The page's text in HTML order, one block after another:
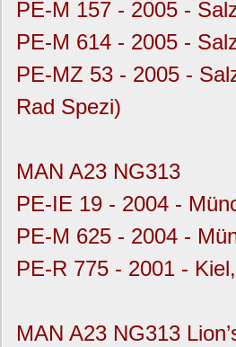
PE-M 157 - 2005 -
PE-M 614 - 2005 -
PE-MZ 53 - 2005 -
Rad Spezi)
MAN A23 NG313
PE-IE 19 - 2004 -
PE-M 625 - 2004 -
PE-R 775 - 2001 -
MAN A23 NG313